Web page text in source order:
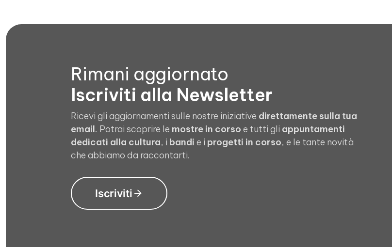
Rimani aggiornato
Iscriviti alla Newsletter
Ricevi gli aggiornamenti sulle nostre iniziative direttamente sulla tua
email. Potrai scoprire le mostre in corso e tutti gli appuntamenti
dedicati alla cultura, i bandi e i progetti in corso, e le tante novità
che abbiamo da raccontarti.
Iscriviti